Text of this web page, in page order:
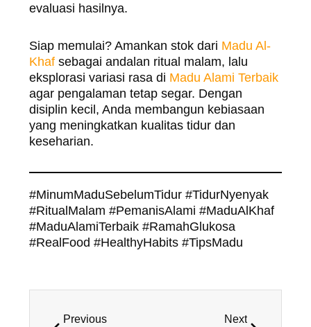
evaluasi hasilnya.
Siap memulai? Amankan stok dari Madu Al-
Khaf sebagai andalan ritual malam, lalu
eksplorasi variasi rasa di Madu Alami Terbaik
agar pengalaman tetap segar. Dengan
disiplin kecil, Anda membangun kebiasaan
yang meningkatkan kualitas tidur dan
keseharian.
#MinumMaduSebelumTidur #TidurNyenyak
#RitualMalam #PemanisAlami #MaduAlKhaf
#MaduAlamiTerbaik #RamahGlukosa
#RealFood #HealthyHabits #TipsMadu
Previous Next